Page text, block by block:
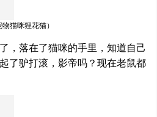
物猫咪狸花猫）
，落在了猫咪的手里，知道自己
了驴打滚，影帝吗？现在老鼠都